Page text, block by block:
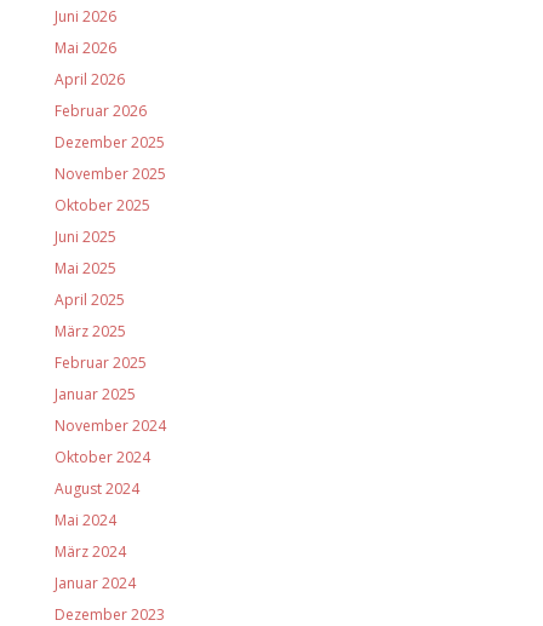
Juni 2026
Mai 2026
April 2026
Februar 2026
Dezember 2025
November 2025
Oktober 2025
Juni 2025
Mai 2025
April 2025
März 2025
Februar 2025
Januar 2025
November 2024
Oktober 2024
August 2024
Mai 2024
März 2024
Januar 2024
Dezember 2023